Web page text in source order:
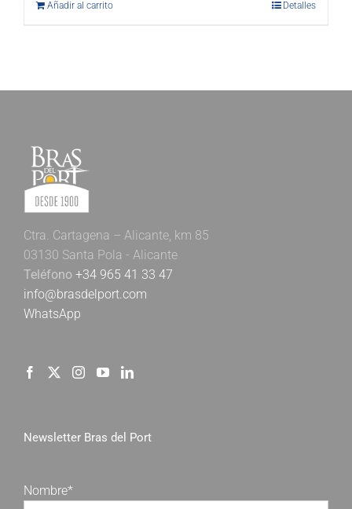
Añadir al carrito Detalles
Ctra. Cartagena – Alicante, km 85
03130 Santa Pola - Alicante
Teléfono +34 965 41 33 47
info@brasdelport.com
WhatsApp
Newsletter Bras del Port
Nombre*